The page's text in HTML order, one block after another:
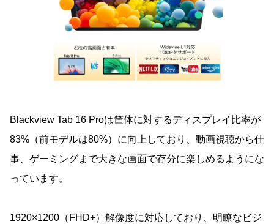
Blackview Tab 16 Proは筐体に対するディスプレイ比率が
83%（前モデルは80%）に向上しており、動画視聴から仕
事、ゲーミングまで大きな画面で存分に楽しめるようにな
っています。
1920×1200（FHD+）解像度に対応しており、明瞭なビジ